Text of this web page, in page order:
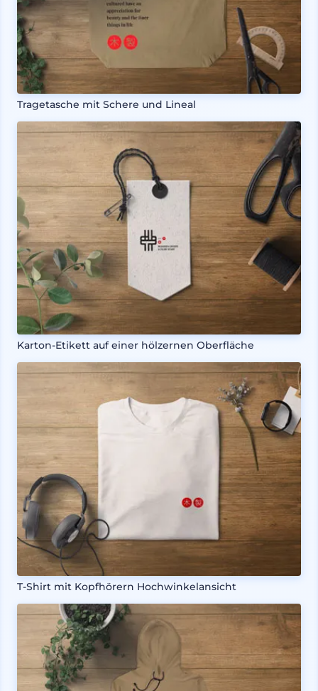
Tragetasche mit Schere und Lineal
Karton-Etikett auf einer hölzernen Oberfläche
T-Shirt mit Kopfhörern Hochwinkelansicht